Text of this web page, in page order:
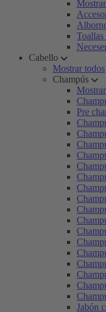
Toallas
Cabello
Mostrar todos
Champús
Pre
Jabón